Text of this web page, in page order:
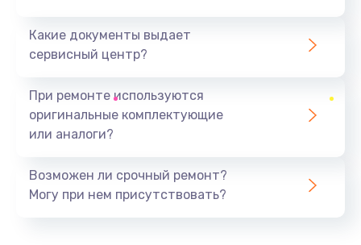
Какие документы выдает
сервисный центр?
При ремонте используются
оригинальные комплектующие
или аналоги?
Возможен ли срочный ремонт?
Могу при нем присутствовать?